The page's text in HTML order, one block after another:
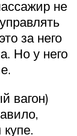
не
за него
Но у него
вагон)